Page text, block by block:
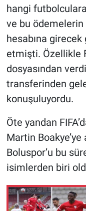
hangi
ve bu ödemelerin
hesabına
etmişti. Özellikle
dosyasından
transferinden
konuşuluyordu.
Öte yandan
Martin
Boluspor’u bu
isimlerden biri